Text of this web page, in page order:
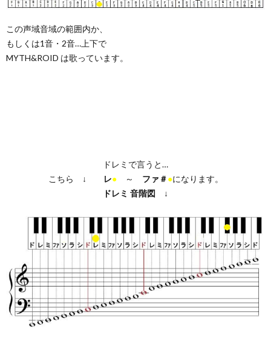
この声域音域の範囲内か、
もしくは1音・2音…上下で
MYTH&ROID は歌っています。
ドレミで言うと…
こちら ↓
レ●～ ファ＃●になります。
ドレミ 音階図 ↓